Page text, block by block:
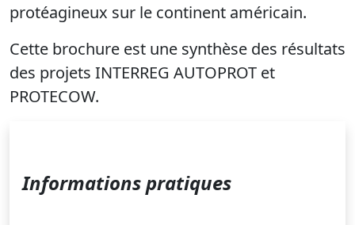
protéagineux sur le continent américain.
Cette brochure est une synthèse des résultats
des projets INTERREG AUTOPROT et
PROTECOW.
Informations pratiques